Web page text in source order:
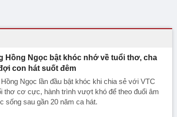
Hồng Ngọc bật khóc nhớ về tuổi thơ, cha
con hát suốt đêm
Ngọc lần đầu bật khóc khi chia sẻ với VTC
thơ cơ cực, hành trình vượt khó để theo đuổi âm
sống sau gần 20 năm ca hát.